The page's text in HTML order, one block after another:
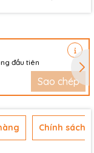
đầu tiên
Sao chép
Chính sách